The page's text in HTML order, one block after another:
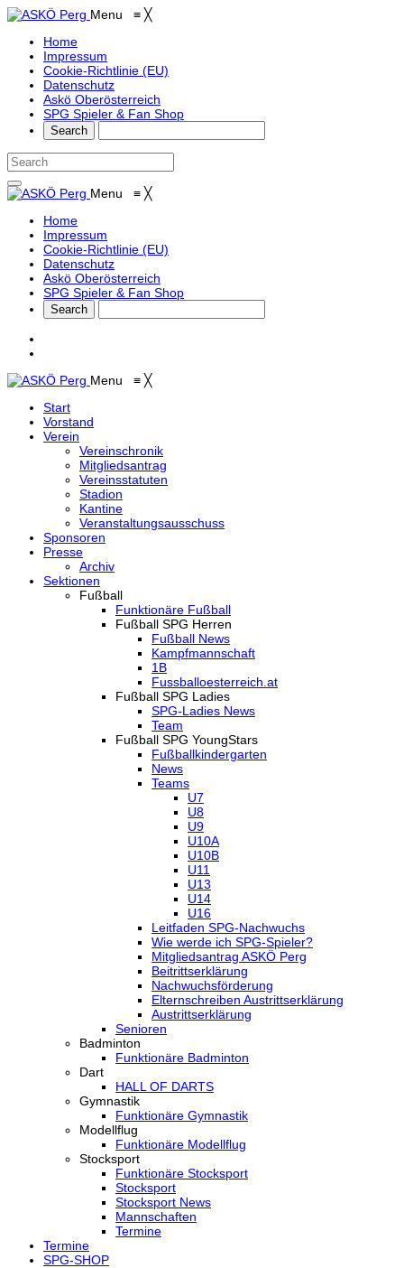
Menu ≡ ╳
Home
Impressum
Cookie-Richtlinie (EU)
Datenschutz
Askö Oberösterreich
SPG Spieler & Fan Shop
Menu ≡ ╳
Home
Impressum
Cookie-Richtlinie (EU)
Datenschutz
Askö Oberösterreich
SPG Spieler & Fan Shop
Menu ≡ ╳
Start
Vorstand
Verein
Vereinschronik
Mitgliedsantrag
Vereinsstatuten
Stadion
Kantine
Veranstaltungsausschuss
Sponsoren
Presse
Archiv
Sektionen
Fußball
Funktionäre Fußball
Fußball SPG Herren
Fußball News
Kampfmannschaft
1B
Fussballoesterreich.at
Fußball SPG Ladies
SPG-Ladies News
Team
Fußball SPG YoungStars
Fußballkindergarten
News
Teams
U7
U8
U9
U10A
U10B
U11
U13
U14
U16
Leitfaden SPG-Nachwuchs
Wie werde ich SPG-Spieler?
Mitgliedsantrag ASKÖ Perg
Beitrittserklärung
Nachwuchsförderung
Elternschreiben Austrittserklärung
Austrittserklärung
Senioren
Badminton
Funktionäre Badminton
Dart
HALL OF DARTS
Gymnastik
Funktionäre Gymnastik
Modellflug
Funktionäre Modellflug
Stocksport
Funktionäre Stocksport
Stocksport
Stocksport News
Mannschaften
Termine
Termine
SPG-SHOP